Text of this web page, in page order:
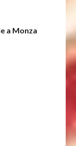
a Monza